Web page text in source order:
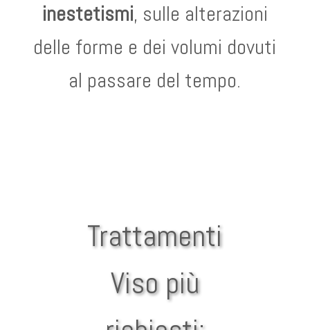
inestetismi, sulle alterazioni
delle forme e dei volumi dovuti
al passare del tempo.
Trattamenti
Viso più